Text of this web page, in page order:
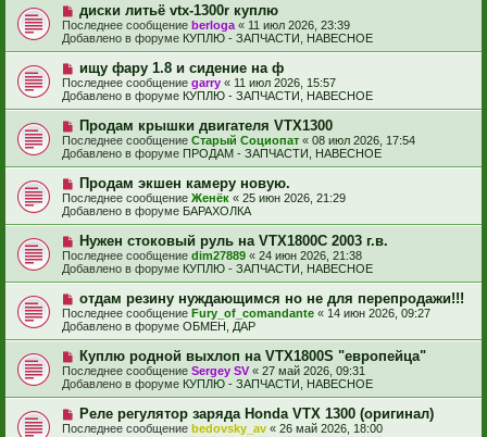
с
о
о
б
щ
е
н
и
е
Н
о
в
о
с
о
о
б
щ
е
н
и
е
диски литьё vtx-1300r куплю
Последнее сообщение berloga « 11 июл 2026, 23:39
Добавлено в форуме КУПЛЮ - ЗАПЧАСТИ, НАВЕСНОЕ
Н
о
в
о
е
с
о
о
б
щ
е
н
и
е
ищу фару 1.8 и сидение на ф
Последнее сообщение garry « 11 июл 2026, 15:57
Добавлено в форуме КУПЛЮ - ЗАПЧАСТИ, НАВЕСНОЕ
Н
о
в
о
е
с
о
о
б
щ
е
н
и
Продам крышки двигателя VTX1300
Последнее сообщение Старый Социопат « 08 июл 2026, 17:54
Добавлено в форуме ПРОДАМ - ЗАПЧАСТИ, НАВЕСНОЕ
Н
о
в
о
е
с
о
о
б
щ
е
н
и
е
Продам экшен камеру новую.
Последнее сообщение Женёк « 25 июн 2026, 21:29
Добавлено в форуме БАРАХОЛКА
Н
о
в
о
с
о
о
б
щ
е
н
и
е
Нужен стоковый руль на VTX1800C 2003 г.в.
Последнее сообщение dim27889 « 24 июн 2026, 21:38
Добавлено в форуме КУПЛЮ - ЗАПЧАСТИ, НАВЕСНОЕ
Н
о
в
о
е
с
о
о
б
щ
е
отдам резину нуждающимся но не для перепродажи!!!
Последнее сообщение Fury_of_comandante « 14 июн 2026, 09:27
Добавлено в форуме ОБМЕН, ДАР
Н
о
в
о
е
с
о
Куплю родной выхлоп на VTX1800S "европейца"
Последнее сообщение Sergey SV « 27 май 2026, 09:31
Добавлено в форуме КУПЛЮ - ЗАПЧАСТИ, НАВЕСНОЕ
Н
о
Реле регулятор заряда Honda VTX 1300 (оригинал)
Последнее сообщение bedovsky_av « 26 май 2026, 18:00